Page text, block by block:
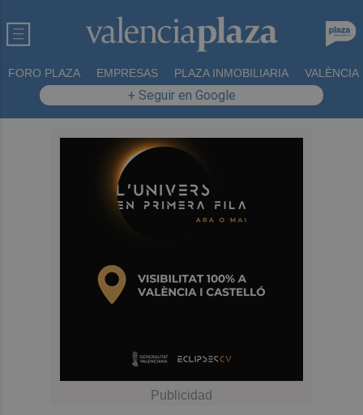
FORO PLAZA EMPRESAS PLAZA INMOBILIARIA VALÈNCIA
+ Seguir en Google